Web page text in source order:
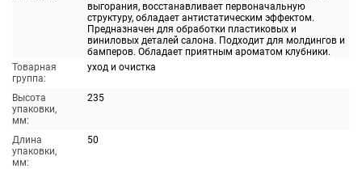
выгорания, восстанавливает первоначальную
структуру, обладает антистатическим эффектом.
Предназначен для обработки пластиковых и
виниловых деталей салона. Подходит для молдингов и
бамперов. Обладает приятным ароматом клубники.
Товарная
группа:
уход и очистка
Высота
упаковки,
мм:
235
Длина
упаковки,
мм:
50